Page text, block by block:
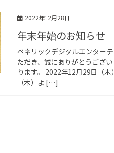
2022年12月28日
年末年始のお知らせ
ベネリックデジタルエンター
ただき、誠にありがとうござ
ります。 2022年12月29日（
（木）よ […]